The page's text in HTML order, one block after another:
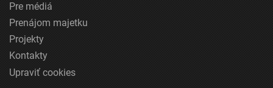
Pre médiá
Prenájom majetku
Projekty
Kontakty
Upraviť cookies